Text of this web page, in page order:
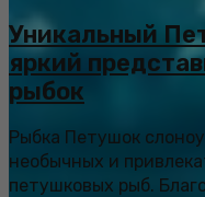
Уникальный
яркий
рыбок
Рыбка Петушок
необычных и
петушковых рыб.